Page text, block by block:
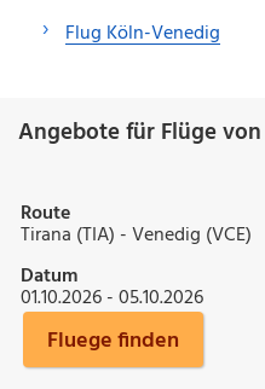
Flug Köln-Venedig
Angebote für Flüge
Route
Tirana (TIA) - Venedig (VCE)
Datum
01.10.2026 - 05.10.2026
Fluege finden